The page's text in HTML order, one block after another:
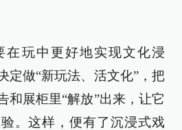
在玩中更好地实现文化浸
定做“新玩法、活文化”，把
和展柜里“解放”出来，让它
。这样，便有了沉浸式戏